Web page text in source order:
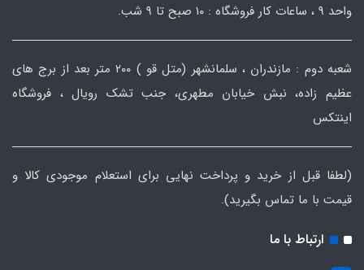
واحد ۹ ، ساعات کار فروشگاه : ۱۰ صبح تا ۹ شب.
شعبه دوم : مازندران ، سلمانشهر (متل قو ) ۲۰۰ متر بعد از برج های
عظیم زاده، نبش خیابان مطهری، جنب تشک رویال ، فروشگاه
اینتکس
(لطفا قبل از خرید و پرداخت نهایی برای استعلام موجودی کالا و
قیمت با ما تماس بگیرید).
ارتباط با ما